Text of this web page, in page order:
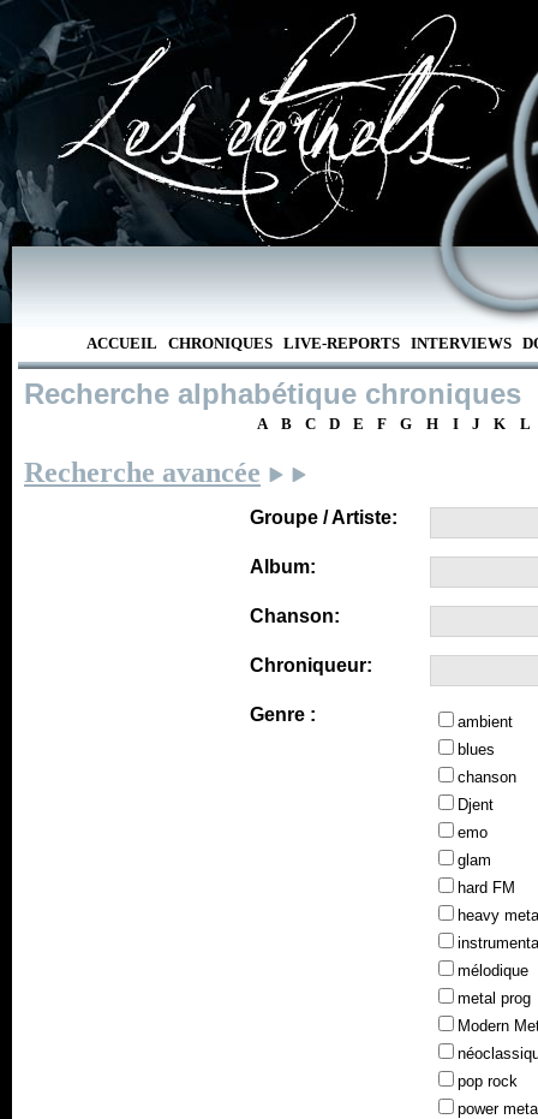
ACCUEIL CHRONIQUES LIVE-REPORTS INTERVIEWS
Recherche alphabétique chroniques
A B C D E F G H I J K L
Recherche avancée
Groupe / Artiste:
Album:
Chanson:
Chroniqueur:
Genre :
ambient
blues
chanson
Djent
emo
glam
hard FM
heavy
mélodique
metal prog
Modern
pop rock
power